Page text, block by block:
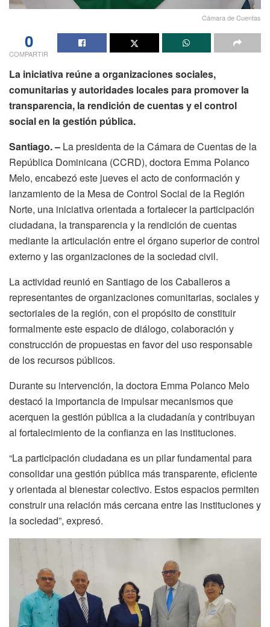
Cámara de Cuentas
0
COMPARTIR
La iniciativa reúne a organizaciones sociales,
comunitarias y autoridades locales para promover la
transparencia, la rendición de cuentas y el control
social en la gestión pública.
Santiago. – La presidenta de la Cámara de Cuentas de la
República Dominicana (CCRD), doctora Emma Polanco
Melo, encabezó este jueves el acto de conformación y
lanzamiento de la Mesa de Control Social de la Región
Norte, una iniciativa orientada a fortalecer la participación
ciudadana, la transparencia y la rendición de cuentas
mediante la articulación entre el órgano superior de control
externo y las organizaciones de la sociedad civil.
La actividad reunió en Santiago de los Caballeros a
representantes de organizaciones comunitarias, sociales y
sectoriales de la región, con el propósito de constituir
formalmente este espacio de diálogo, colaboración y
construcción de propuestas en favor del uso responsable
de los recursos públicos.
Durante su intervención, la doctora Emma Polanco Melo
destacó la importancia de impulsar mecanismos que
acerquen la gestión pública a la ciudadanía y contribuyan
al fortalecimiento de la confianza en las instituciones.
“La participación ciudadana es un pilar fundamental para
consolidar una gestión pública más transparente, eficiente
y orientada al bienestar colectivo. Estos espacios permiten
construir una relación más cercana entre las instituciones y
la sociedad”, expresó.